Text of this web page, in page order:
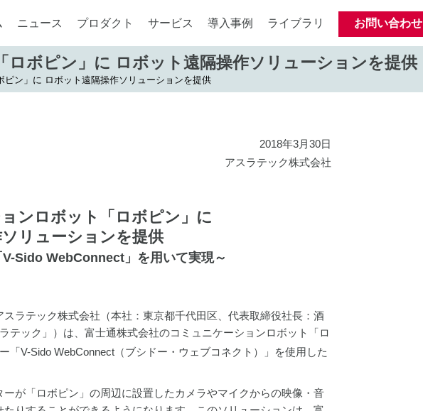
ニュース プロダクト サービス 導入事例 ライブラリ お問い合わせ
ボピン」に ロボット遠隔操作ソリューションを提供
ン」に ロボット遠隔操作ソリューションを提供
2018年3月30日
アスラテック株式会社
ンロボット「ロボピン」に
リューションを提供
Sido WebConnect」を用いて実現～
ラテック株式会社（本社：東京都千代田区、代表取締役社長：酒
テック」）は、富士通株式会社のコミュニケーションロボット「ロ
「V-Sido WebConnect（ブシドー・ウェブコネクト）」を使用した
が「ロボピン」の周辺に設置したカメラやマイクからの映像・音